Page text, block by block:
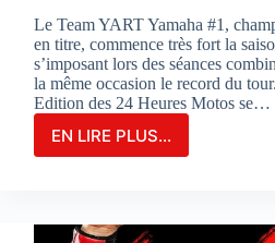
Le Team YART Yamaha #1,
en titre, commence très fort la
s’imposant lors des séances
la même occasion le record du
Edition des 24 Heures Motos se…
EN LIRE PLUS...
LE
#1